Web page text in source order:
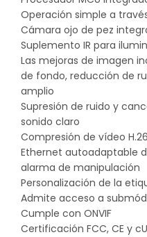
Operación simple a
Cámara ojo de pez
Suplemento IR para
Las mejoras de imagen
de fondo, reducción de
amplio
Supresión de ruido y
sonido claro
Compresión de vídeo
Ethernet autoadaptable
alarma de manipulación
Personalización de la
Admite acceso a
Cumple con ONVIF
Certificación FCC, CE y